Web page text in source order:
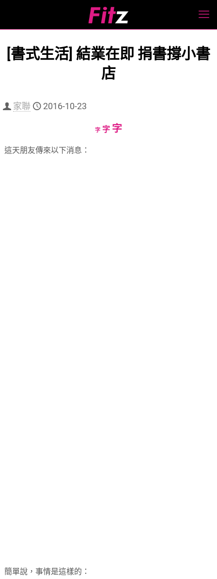
[書式生活] 結業在即 捐書撐小書
店
家聯 2016-10-23
字Decrease
字Reset
字Increase
這天朋友傳來以下消息：
簡單說，事情是這樣的：